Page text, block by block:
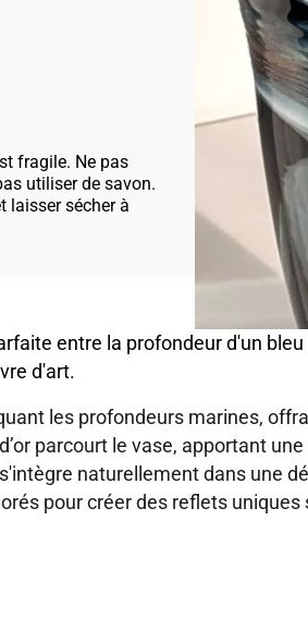
fragile. Ne pas
utiliser de savon.
laisser sécher à
entre la profondeur d'un
d'art.
les profondeurs marines,
parcourt le vase, apportant
naturellement dans une
pour créer des reflets